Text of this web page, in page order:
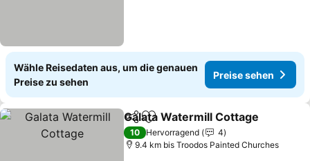
Wähle Reisedaten aus, um die genauen
Preise zu sehen
Preise sehen
TeilenZu Favoriten hinzufügen
Galata Watermill Cottage
10 Hervorragend
4
9.4 km bis Troodos Painted Churches